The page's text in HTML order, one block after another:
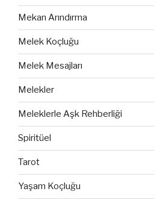
Mekan Arındırma
Melek Koçluğu
Melek Mesajları
Melekler
Meleklerle Aşk Rehberliği
Spiritüel
Tarot
Yaşam Koçluğu